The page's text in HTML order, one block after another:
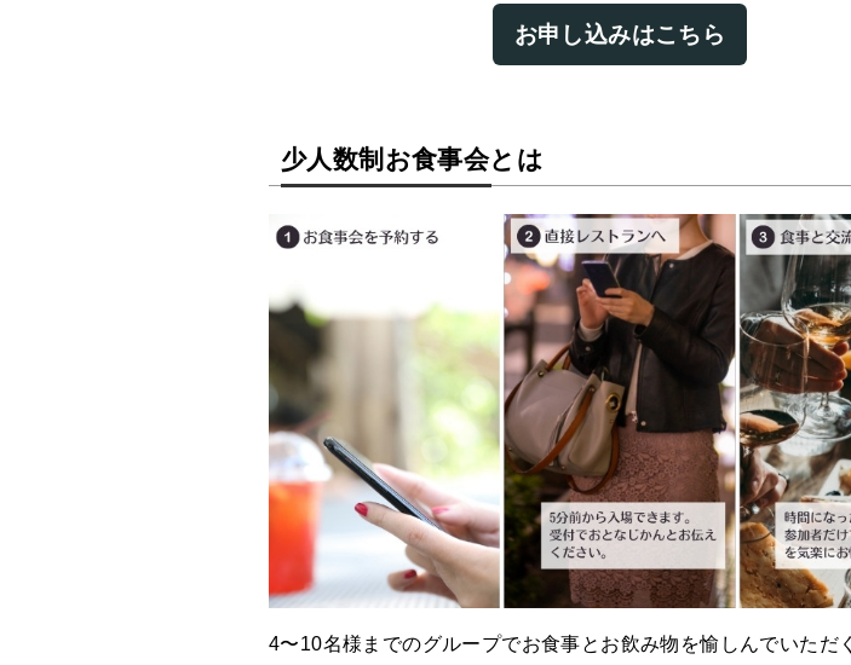
お申し込みはこちら
少人数制お食事会とは
4〜10名様までのグループでお食事とお飲み物を愉しんでいただ